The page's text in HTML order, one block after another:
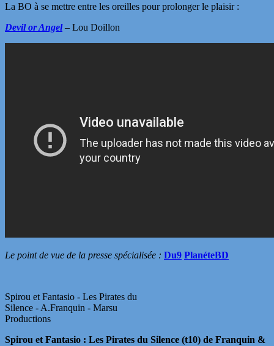
La BO à se mettre entre les oreilles pour prolonger le plaisir :
Devil or Angel – Lou Doillon
Le point de vue de la presse spécialisée : Du9 PlanéteBD
Spirou et Fantasio - Les Pirates du
Silence - A.Franquin - Marsu
Productions
Spirou et Fantasio : Les Pirates du Silence (t10) de Franquin &